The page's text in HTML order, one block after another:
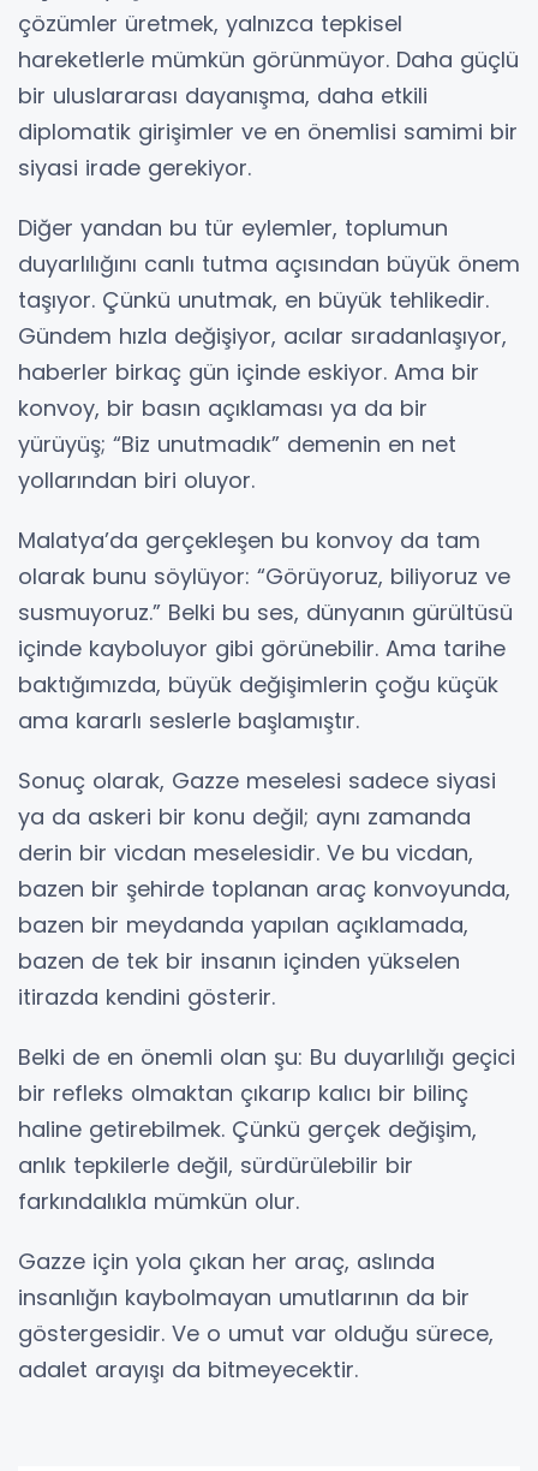
çözümler üretmek, yalnızca tepkisel
hareketlerle mümkün görünmüyor. Daha güçlü
bir uluslararası dayanışma, daha etkili
diplomatik girişimler ve en önemlisi samimi bir
siyasi irade gerekiyor.
Diğer yandan bu tür eylemler, toplumun
duyarlılığını canlı tutma açısından büyük önem
taşıyor. Çünkü unutmak, en büyük tehlikedir.
Gündem hızla değişiyor, acılar sıradanlaşıyor,
haberler birkaç gün içinde eskiyor. Ama bir
konvoy, bir basın açıklaması ya da bir
yürüyüş; “Biz unutmadık” demenin en net
yollarından biri oluyor.
Malatya’da gerçekleşen bu konvoy da tam
olarak bunu söylüyor: “Görüyoruz, biliyoruz ve
susmuyoruz.” Belki bu ses, dünyanın gürültüsü
içinde kayboluyor gibi görünebilir. Ama tarihe
baktığımızda, büyük değişimlerin çoğu küçük
ama kararlı seslerle başlamıştır.
Sonuç olarak, Gazze meselesi sadece siyasi
ya da askeri bir konu değil; aynı zamanda
derin bir vicdan meselesidir. Ve bu vicdan,
bazen bir şehirde toplanan araç konvoyunda,
bazen bir meydanda yapılan açıklamada,
bazen de tek bir insanın içinden yükselen
itirazda kendini gösterir.
Belki de en önemli olan şu: Bu duyarlılığı geçici
bir refleks olmaktan çıkarıp kalıcı bir bilinç
haline getirebilmek. Çünkü gerçek değişim,
anlık tepkilerle değil, sürdürülebilir bir
farkındalıkla mümkün olur.
Gazze için yola çıkan her araç, aslında
insanlığın kaybolmayan umutlarının da bir
göstergesidir. Ve o umut var olduğu sürece,
adalet arayışı da bitmeyecektir.